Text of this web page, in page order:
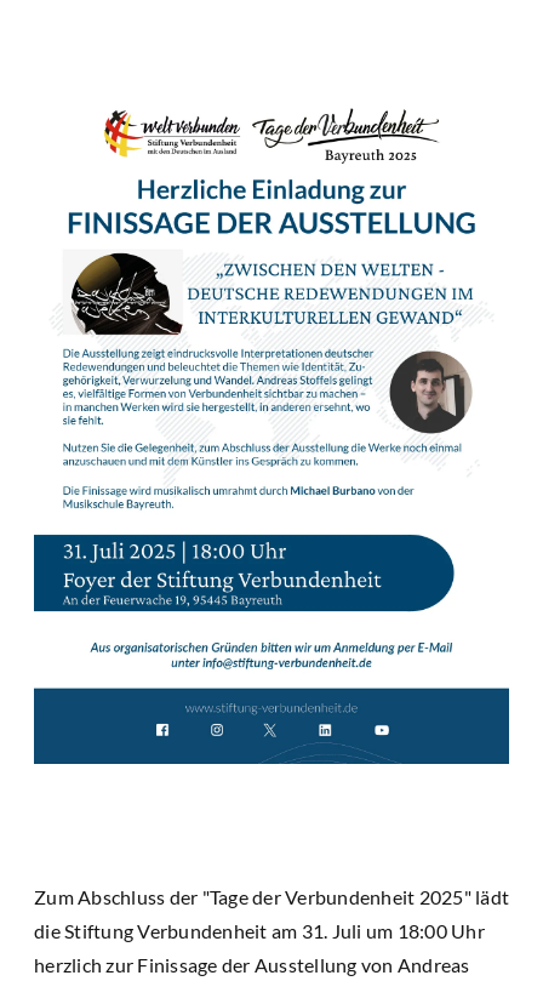
Zum Abschluss der "Tage der Verbundenheit 2025" lädt
die Stiftung Verbundenheit am 31. Juli um 18:00 Uhr
herzlich zur Finissage der Ausstellung von Andreas